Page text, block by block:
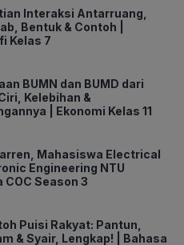
Interaksi Antarruang,
Bentuk & Contoh |
Kelas 7
BUMN dan BUMD dari
Kelebihan &
| Ekonomi Kelas 11
Mahasiswa Electrical
Engineering NTU
COC Season 3
Puisi Rakyat: Pantun,
& Syair, Lengkap! | Bahasa